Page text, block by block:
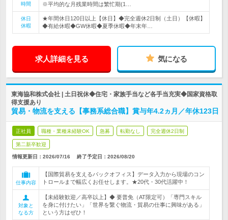
時間 ※平均的な月残業時間は繁忙期(1…
休日
休暇
★年間休日120日以上【休日】◆完全週休2日制（土日）【休暇】
◆有給休暇◆GW休暇◆夏季休暇◆年末年…
求人詳細を見る 気になる
東海協和株式会社 | 土日祝休◆住宅・家族手当など各手当充実◆国家資格取
得支援あり
貿易・物流を支える【事務系総合職】賞与年4.2ヵ月／年休123日
正社員 職種・業種未経験OK 急募 転勤なし 完全週休2日制
第二新卒歓迎
情報更新日：2026/07/16 終了予定日： 2026/08/20
仕事内容
【国際貿易を支えるバックオフィス】データ入力から現場のコン
トロールまで幅広くお任せします。★20代・30代活躍中！
対象と
なる方
【未経験歓迎／高卒以上】◆ 要普免（AT限定可）「専門スキル
を身に付けたい」「世界を繋ぐ物流・貿易の仕事に興味がある」
という方はぜひ！